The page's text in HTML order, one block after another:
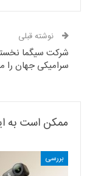
نوشته قبلی
شرکت سیگما
سرامیکی جهان را
ممکن است به
بررسی